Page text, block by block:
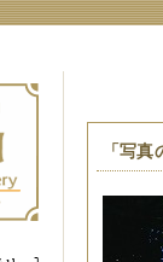
「写